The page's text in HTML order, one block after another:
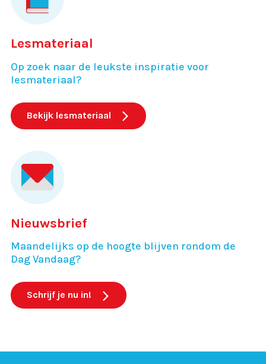
Lesmateriaal
Op zoek naar de leukste inspiratie voor
lesmateriaal?
Bekijk lesmateriaal
Nieuwsbrief
Maandelijks op de hoogte blijven rondom de
Dag Vandaag?
Schrijf je nu in!